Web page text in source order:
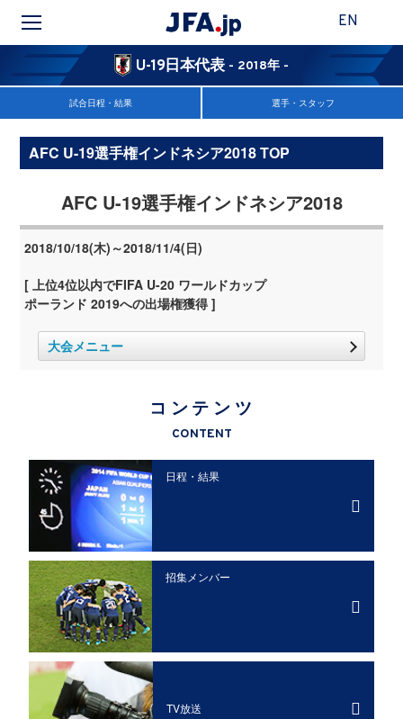
EN
U-19日本代表 - 2018年 -
試合日程・結果 選手・スタッフ
AFC U-19選手権インドネシア2018 TOP
AFC U-19選手権インドネシア2018
2018/10/18(木)～2018/11/4(日)
[ 上位4位以内でFIFA U-20 ワールドカップ
ポーランド 2019への出場権獲得 ]
大会メニュー
コンテンツ
CONTENT
日程・結果
招集メンバー
TV放送